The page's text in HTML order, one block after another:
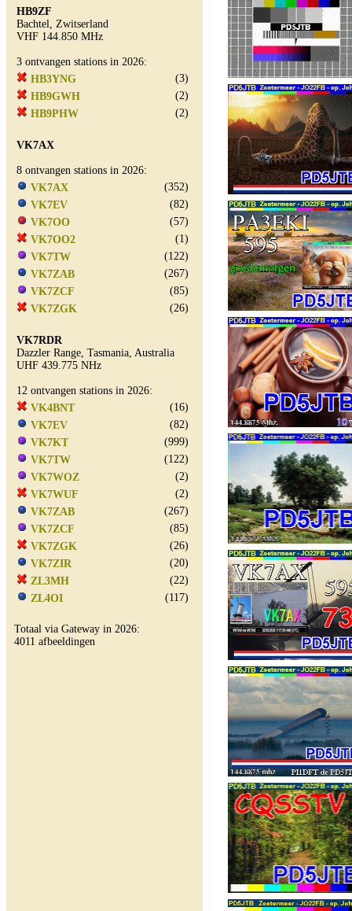
HB9ZF
Bachtel, Zwitserland
VHF 144.850 MHz
3 ontvangen stations in 2026:
HB3YNG
(3)
HB9GWH
(2)
HB9PHW
(2)
VK7AX
8 ontvangen stations in 2026:
VK7AX
(352)
VK7EV
(82)
VK7OO
(57)
VK7OO2
(1)
VK7TW
(122)
VK7ZAB
(267)
VK7ZCF
(85)
VK7ZGK
(26)
VK7RDR
Dazzler Range, Tasmania, Australia
UHF 439.775 NHz
12 ontvangen stations in 2026:
VK4BNT
(16)
VK7EV
(82)
VK7KT
(999)
VK7TW
(122)
VK7WOZ
(2)
VK7WUF
(2)
VK7ZAB
(267)
VK7ZCF
(85)
VK7ZGK
(26)
VK7ZIR
(20)
ZL3MH
(22)
ZL4OI
(117)
Totaal via Gateway in 2026:
4011 afbeeldingen